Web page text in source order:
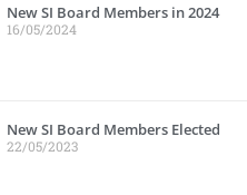
New SI Board Members in 2024
16/05/2024
New SI Board Members Elected
22/05/2023